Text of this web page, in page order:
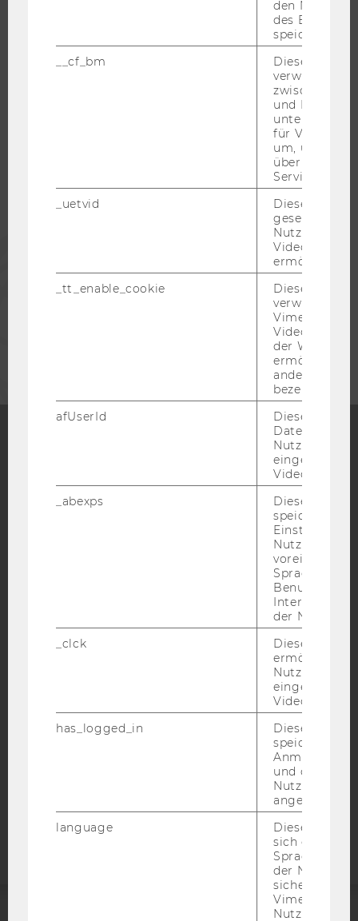
ALUMNI
MITARBEITENDE
Blog
Bluesky
BARRIEREFREIHEITSERKLÄRUNG WEBSEITE
DATENSCHUTZERKLÄRUNG SOCIAL MEDIA
STUDIENBEWERBER*INNEN UND STUDIERENDE
Barrierefreiheitserklärung
den
des
speichern.
__cf_bm
Dieses
verwendet,
zwischen
und Bots zu
für Vimeo
um, um
über die
Service zu
_uetvid
Dieses
gesetzt, um
Nutzung des
Videoplayers
ermöglichen
_tt_enable_cookie
Dieses
verwendet,
Vimeo-
der WU-
ermöglichen
andere nicht
bezeichnete
afUserId
Dieses
Daten von
Videos
_abexps
Dieses Cookie
speichert
Nutzer*in, zB.
Sprache,
der Nutzer*in
_clck
Dieses Cookie
ermöglicht
Nutzung des
Video Players
has_logged_in
Dieses Cookie
speichert
und ob sich
Nutzer*in
angemeldet
language
Dieses
sich die
der
Vimeo in der
Nutzer